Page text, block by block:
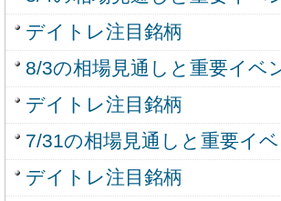
デイトレ注目銘柄
8/3の相場見通しと重要イベ
デイトレ注目銘柄
7/31の相場見通しと重要イベ
デイトレ注目銘柄